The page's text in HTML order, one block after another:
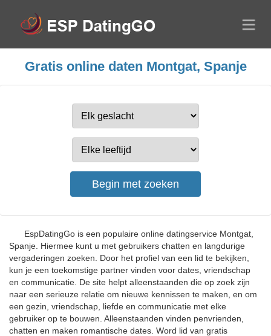
Gratis online daten Montgat, Spanje
EspDatingGo is een populaire online datingservice Montgat,
Spanje. Hiermee kunt u met gebruikers chatten en langdurige
vergaderingen zoeken. Door het profiel van een lid te bekijken,
kun je een toekomstige partner vinden voor dates, vriendschap
en communicatie. De site helpt alleenstaanden die op zoek zijn
naar een serieuze relatie om nieuwe kennissen te maken, en om
een gezin, vriendschap, liefde en communicatie met elke
gebruiker op te bouwen. Alleenstaanden vinden penvrienden,
chatten en maken romantische dates. Word lid van gratis